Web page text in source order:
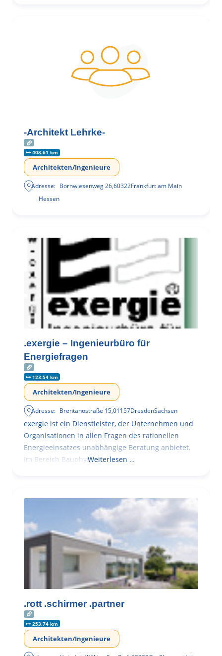
-Architekt Lehrke-
408.61 km
Architekten/Ingenieure
Adresse: Bornwiesenweg 26,60322Frankfurt am Main
Hessen
.exergie – Ingenieurbüro für
Energiefragen
123.54 km
Architekten/Ingenieure
Adresse: Brentanostraße 15,01157DresdenSachsen
exergie ist ein Dienstleister, der Unternehmen und
Organisationen in allen Fragen des rationellen
Energieeinsatzes unabhängige Beratung anbietet.
Im Bereich BauphysikWeiterlesen …
.rott .schirmer .partner
253.74 km
Architekten/Ingenieure